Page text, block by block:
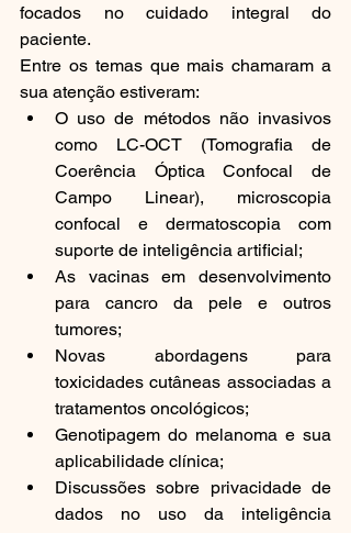
focados no cuidado integral do
paciente.
Entre os temas que mais chamaram a
sua atenção estiveram:
O uso de métodos não invasivos
como LC-OCT (Tomografia de
Coerência Óptica Confocal de
Campo Linear), microscopia
confocal e dermatoscopia com
suporte de inteligência artificial;
As vacinas em desenvolvimento
para cancro da pele e outros
tumores;
Novas abordagens para
toxicidades cutâneas associadas a
tratamentos oncológicos;
Genotipagem do melanoma e sua
aplicabilidade clínica;
Discussões sobre privacidade de
dados no uso da inteligência